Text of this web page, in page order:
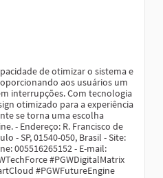
de otimizar o sistema e
aos usuários um
interrupções. Com tecnologia
otimizado para a experiência
se torna uma escolha
- Endereço: R. Francisco de
- SP, 01540-050, Brasil - Site:
005516265152 - E-mail:
#PGWDigitalMatrix
#PGWFutureEngine